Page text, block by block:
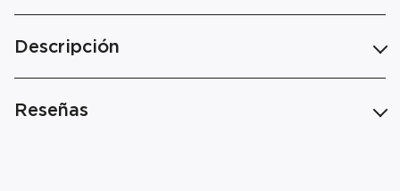
Descripción
Reseñas